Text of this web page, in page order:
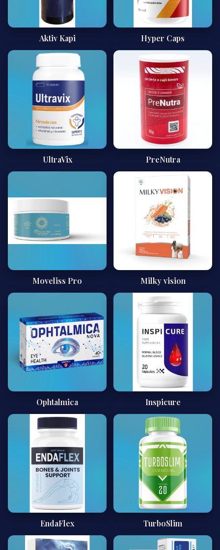
Aktiv Kapi Hyper Caps
UltraVix PreNutra
Moveliss Pro Milky vision
Ophtalmica Inspicure
EndaFlex TurboSlim